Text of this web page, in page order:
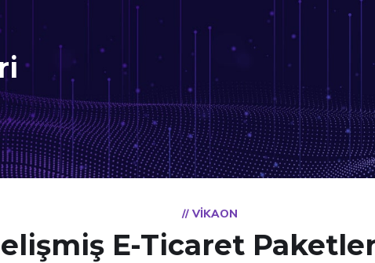
// VIKAON
E-Ticaret